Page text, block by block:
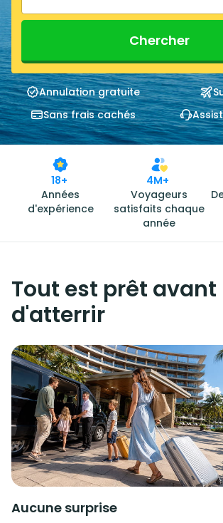
Chercher
Annulation gratuite
Sans frais cachés
18+
Années
d'expérience
4M+
Voyageurs
satisfaits chaque
année
Tout est prêt avant
d'atterrir
Aucune surprise